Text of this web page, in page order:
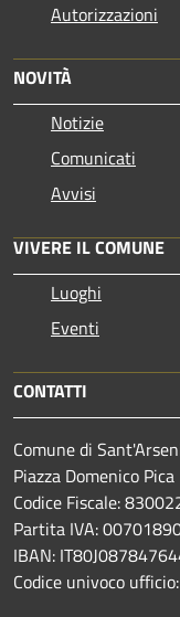
Autorizzazioni
NOVITÀ
Notizie
Comunicati
Avvisi
VIVERE IL COMUNE
Luoghi
Eventi
CONTATTI
Comune di
Piazza Domenico
Codice Fiscale:
Partita IVA:
IBAN:
Codice univoco